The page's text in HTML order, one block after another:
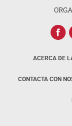
ACERCA DE
CONTACTA CON